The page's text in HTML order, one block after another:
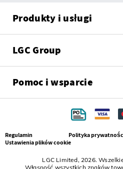
Produkty i usługi
LGC Group
Pomoc i wsparcie
LGC Limited, 2026.
Własność wszystkich znaków
Regulamin Polityka
Ustawienia plików cookie